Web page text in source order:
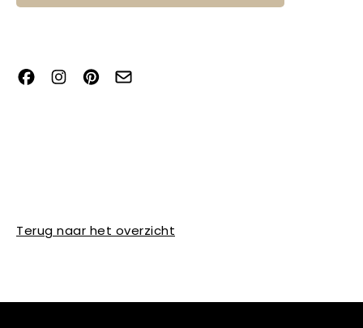
Terug naar het overzicht